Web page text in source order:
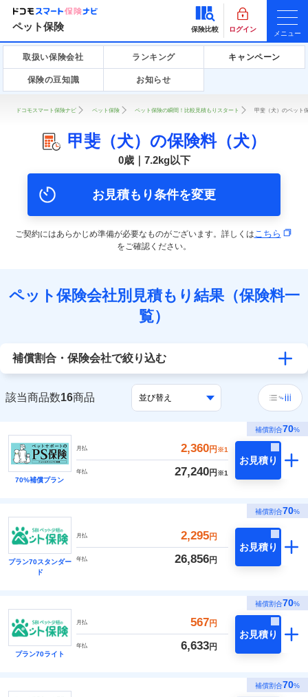
ペット保険 保険比較 ログイン
メニュー
取扱い保険会社 ランキング キャンペーン
保険の豆知識 お知らせ
ドコモスマート保険ナビ ペット保険 ペット保険の瞬間！比較見積もりスタート 甲斐（犬）のペット
甲斐（犬）の保険料（犬）
0歳｜7.2kg以下
お見積もり条件を変更
ご契約にはあらかじめ準備が必要なものがございます。詳しくはこちら
をご確認ください。
ペット保険会社別見積もり結果（保険料一
覧）
補償割合・保険会社で絞り込む
該当商品数16商品
補償割合70%
70%補償プラン
月払 2,360円 ※1
年払 27,240円 ※1
お見積り
補償割合70%
プラン70スタンダー
ド
月払 2,295円
年払 26,856円
お見積り
補償割合70%
プラン70ライト
月払 567円
年払 6,633円
お見積り
補償割合70%